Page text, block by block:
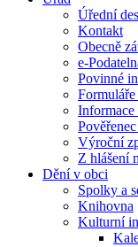
Úřední
Kontakt
Obecně
e-
Povinné
Formuláře
Informace
Výroční
Z hlášení
Dění v obci
Spolky a
Knihovna
Kulturní